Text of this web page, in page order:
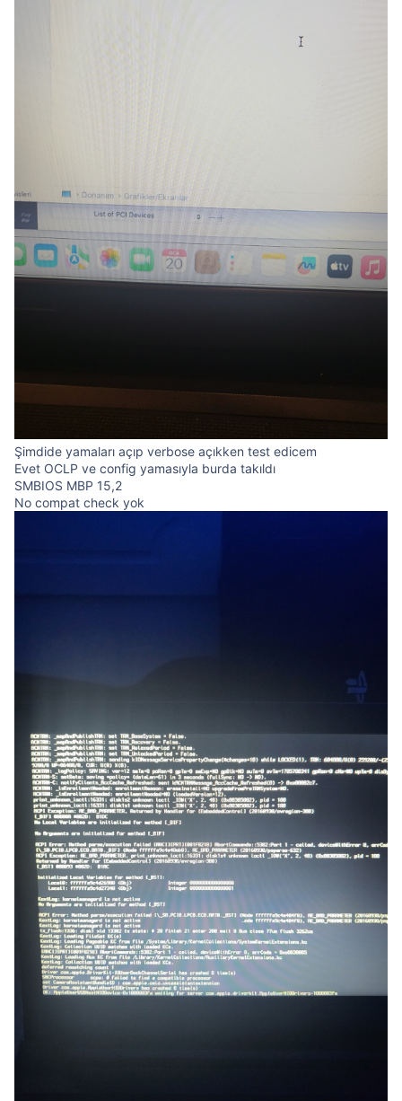
Şimdide yamaları açıp verbose açıkken test edicem
Evet OCLP ve config yamasıyla burda takıldı
SMBIOS MBP 15,2
No compat check yok